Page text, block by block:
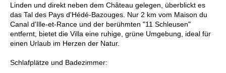
Linden und direkt neben dem Château gelegen, überblickt es
das Tal des Pays d'Hédé-Bazouges. Nur 2 km vom Maison du
Canal d'Ille-et-Rance und der berühmten "11 Schleusen"
entfernt, bietet die Villa eine ruhige, grüne Umgebung, ideal für
einen Urlaub im Herzen der Natur.
Schlafplätze und Badezimmer: